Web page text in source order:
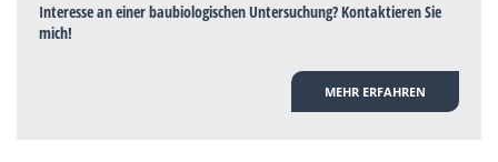
Interesse an einer baubiologischen Untersuchung? Kontaktieren Sie
mich!
MEHR ERFAHREN